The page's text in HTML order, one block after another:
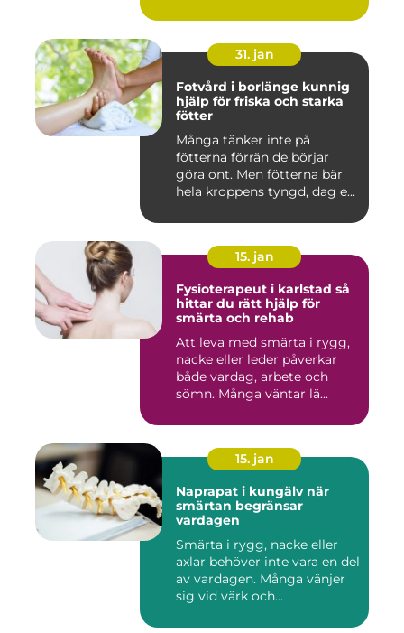
31. jan
Fotvård i borlänge kunnig
hjälp för friska och starka
fötter
Många tänker inte på
fötterna förrän de börjar
göra ont. Men fötterna bär
hela kroppens tyngd, dag e...
15. jan
Fysioterapeut i karlstad så
hittar du rätt hjälp för
smärta och rehab
Att leva med smärta i rygg,
nacke eller leder påverkar
både vardag, arbete och
sömn. Många väntar lä...
15. jan
Naprapat i kungälv när
smärtan begränsar
vardagen
Smärta i rygg, nacke eller
axlar behöver inte vara en del
av vardagen. Många vänjer
sig vid värk och...